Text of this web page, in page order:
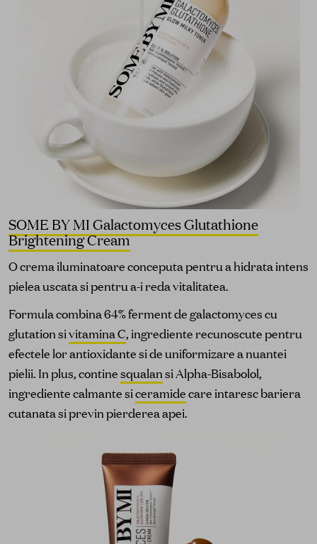
SOME BY MI Galactomyces Glutathione
Brightening Cream
O crema iluminatoare conceputa pentru a hidrata intens
pielea uscata si pentru a-i reda vitalitatea.
Formula combina 64% ferment de galactomyces cu
glutation sivitamina C, ingrediente recunoscute pentru
efectele lor antioxidante si de uniformizare a nuantei
pielii. In plus, continesqualansi Alpha-Bisabolol,
ingrediente calmante siceramidecare intaresc bariera
cutanata si previn pierderea apei.